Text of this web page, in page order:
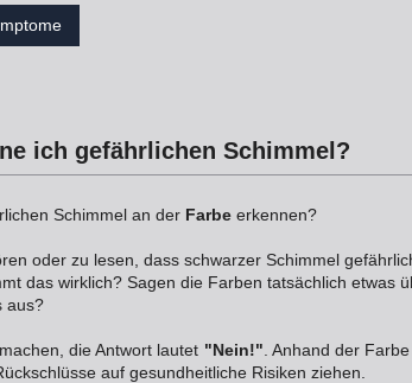
ich gefährlichen Schimmel?
Schimmel an der Farbe erkennen?
oder zu lesen, dass schwarzer Schimmel
das wirklich? Sagen die Farben tatsächlich etwas
aus?
die Antwort lautet "Nein!" . Anhand der
auf gesundheitliche Risiken ziehen.